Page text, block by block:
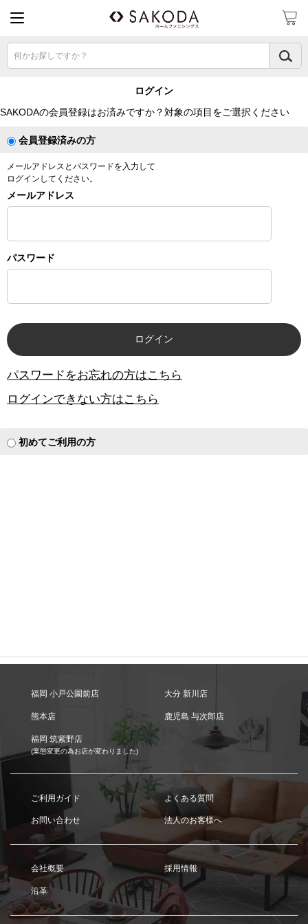
何かお探しですか？
ログイン
SAKODAの会員登録はお済みですか？対象の項目をご選択ください
会員登録済みの方
メールアドレスとパスワードを入力して
ログインしてください。
メールアドレス
パスワード
パスワードをお忘れの方はこちら
ログインできない方はこちら
初めてご利用の方
福岡 小戸公園前店 大分 新川店
熊本店 鹿児島 与次郎店
福岡 筑紫野店
(業態変更の為お店が変わりました)
ご利用ガイド よくある質問
お問い合わせ 法人のお客様へ
会社概要 採用情報
沿革